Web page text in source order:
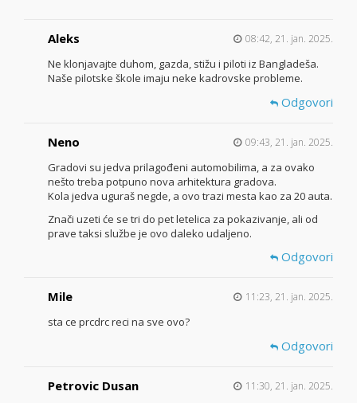
Aleks 08:42, 21. jan. 2025.
Ne klonjavajte duhom, gazda, stižu i piloti iz Bangladeša.
Naše pilotske škole imaju neke kadrovske probleme.
Odgovori
Neno 09:43, 21. jan. 2025.
Gradovi su jedva prilagođeni automobilima, a za ovako
nešto treba potpuno nova arhitektura gradova.
Kola jedva uguraš negde, a ovo trazi mesta kao za 20 auta.
Znači uzeti će se tri do pet letelica za pokazivanje, ali od
prave taksi službe je ovo daleko udaljeno.
Odgovori
Mile 11:23, 21. jan. 2025.
sta ce prcdrc reci na sve ovo?
Odgovori
Petrovic Dusan 11:30, 21. jan. 2025.